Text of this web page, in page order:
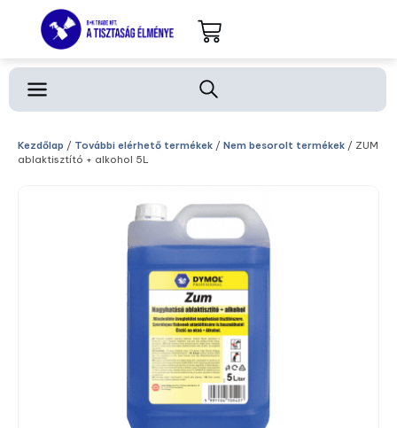
Kezdőlap / További elérhető termékek / Nem besorolt termékek / ZUM
ablaktisztító + alkohol 5L